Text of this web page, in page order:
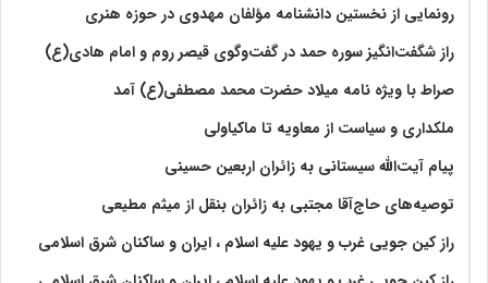
رونمایی از نخستین دانشنامه مؤلفان مهدوی در حوزه هنری
راز شگفت‌انگیز سوره حمد در گفت‌وگوی قیصر روم و امام هادی(ع)
صراط با ویژه نامه میلاد حضرت محمد مصطفی(ع) آمد
ملکداری و سیاست از معاویه تا ماکیاولی
پیام آیت‌الله سیستانی به زائران اربعین حسینی
توصیه‌های حاج‌آقا مجتبی به زائران بنقل از میثم مطیعی
راز کین جویی غرب و یهود علیه اسلام ، ایران و ساکنان شرق اسلامی